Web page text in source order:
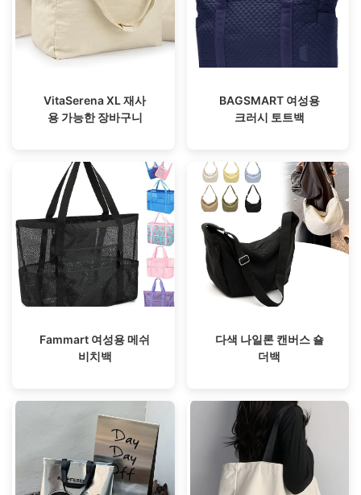
VitaSerena XL 재사
용 가능한 장바구니
BAGSMART 여성용
크러시 토트백
Fammart 여성용 메쉬
비치백
다색 나일론 캔버스 숄
더백